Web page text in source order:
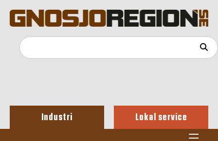
Industri Lokal service